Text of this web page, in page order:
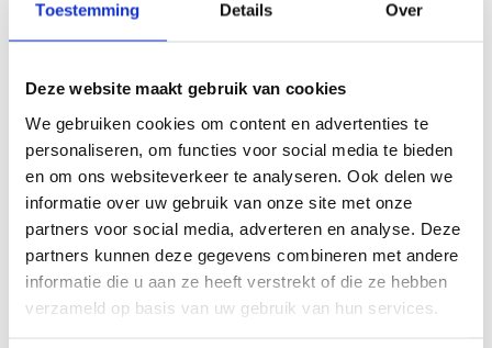
Toestemming Details Over
Deze website maakt gebruik van cookies
We gebruiken cookies om content en advertenties te
personaliseren, om functies voor social media te bieden
en om ons websiteverkeer te analyseren. Ook delen we
informatie over uw gebruik van onze site met onze
partners voor social media, adverteren en analyse. Deze
partners kunnen deze gegevens combineren met andere
informatie die u aan ze heeft verstrekt of die ze hebben
verzameld op basis van uw gebruik van hun services.